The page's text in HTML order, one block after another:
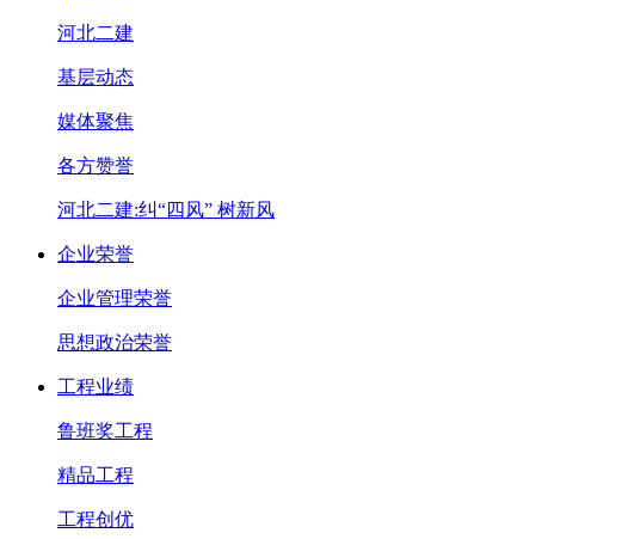
河北二建
基层动态
媒体聚焦
各方赞誉
河北二建:纠“四风” 树新风
企业荣誉
企业管理荣誉
思想政治荣誉
工程业绩
鲁班奖工程
精品工程
工程创优